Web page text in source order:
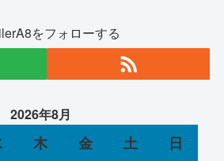
をフォローする
2026年8月
木 金 土 日